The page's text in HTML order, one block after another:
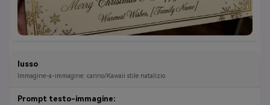
lusso
Immagine-a-immagine: carino/Kawaii stile natalizio
Prompt testo-immagine: